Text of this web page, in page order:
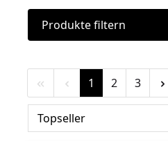
Produkte filtern
Seite
1 Seite
2 Seite
3